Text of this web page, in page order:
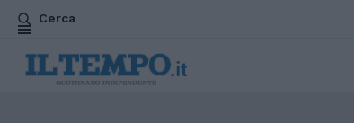
Cerca